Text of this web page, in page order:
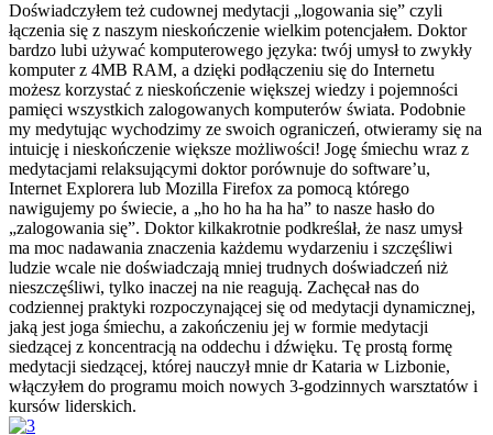
Doświadczyłem też cudownej medytacji „logowania się” czyli
łączenia się z naszym nieskończenie wielkim potencjałem. Doktor
bardzo lubi używać komputerowego języka: twój umysł to zwykły
komputer z 4MB RAM, a dzięki podłączeniu się do Internetu
możesz korzystać z nieskończenie większej wiedzy i pojemności
pamięci wszystkich zalogowanych komputerów świata. Podobnie
my medytując wychodzimy ze swoich ograniczeń, otwieramy się na
intuicję i nieskończenie większe możliwości! Jogę śmiechu wraz z
medytacjami relaksującymi doktor porównuje do software’u,
Internet Explorera lub Mozilla Firefox za pomocą którego
nawigujemy po świecie, a „ho ho ha ha ha” to nasze hasło do
„zalogowania się”. Doktor kilkakrotnie podkreślał, że nasz umysł
ma moc nadawania znaczenia każdemu wydarzeniu i szczęśliwi
ludzie wcale nie doświadczają mniej trudnych doświadczeń niż
nieszczęśliwi, tylko inaczej na nie reagują. Zachęcał nas do
codziennej praktyki rozpoczynającej się od medytacji dynamicznej,
jaką jest joga śmiechu, a zakończeniu jej w formie medytacji
siedzącej z koncentracją na oddechu i dźwięku. Tę prostą formę
medytacji siedzącej, której nauczył mnie dr Kataria w Lizbonie,
włączyłem do programu moich nowych 3-godzinnych warsztatów i
kursów liderskich.